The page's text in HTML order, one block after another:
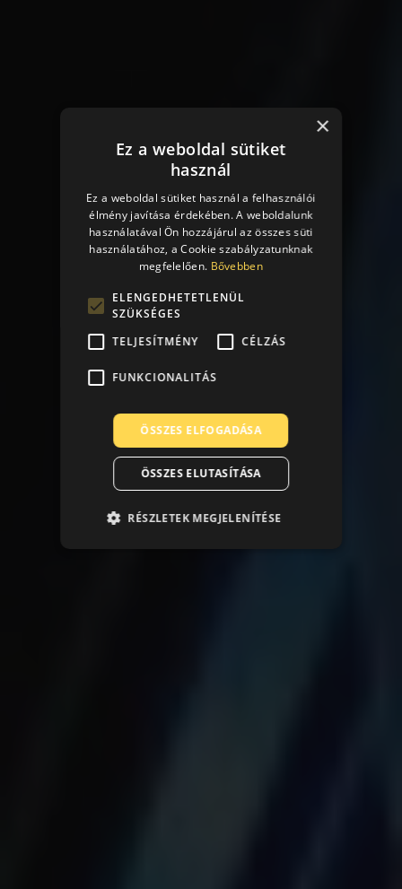
×
Ez a weboldal sütiket
használ
Ez a weboldal sütiket használ a felhasználói
élmény javítása érdekében. A weboldalunk
használatával Ön hozzájárul az összes süti
használatához, a Cookie szabályzatunknak
megfelelően. Bővebben
ELENGEDHETETLENÜL
SZÜKSÉGES
TELJESÍTMÉNY
CÉLZÁS
FUNKCIONALITÁS
ÖSSZES ELFOGADÁSA
ÖSSZES ELUTASÍTÁSA
RÉSZLETEK MEGJELENÍTÉSE